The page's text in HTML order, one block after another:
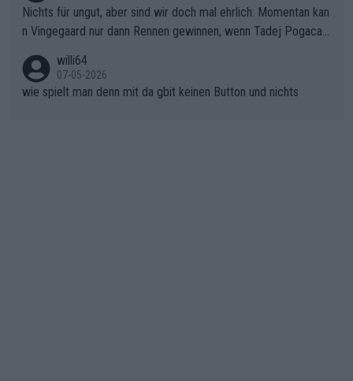
ichtung Nizza. Niewiadoma hat psychologisch Oberwasser, ab
er SD Worx und Vollering müssen jetzt All-In gehen. (gregman
n)
Nichts für ungut, aber sind wir doch mal ehrlich: Momentan kan
n Vingegaard nur dann Rennen gewinnen, wenn Tadej Pogacar
willi64
07-05-2026
wie spielt man denn mit da gbit keinen Button und nichts